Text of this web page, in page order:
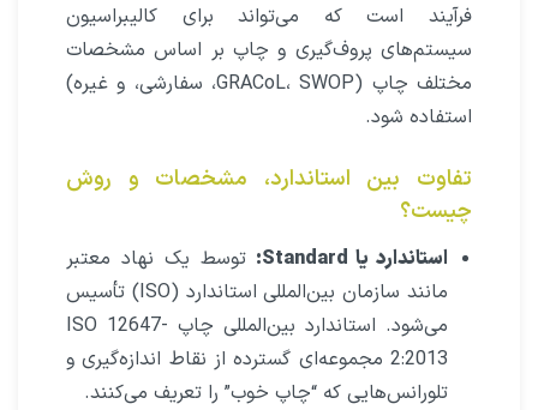
فرآیند است که می‌تواند برای کالیبراسیون
سیستم‌های پروف‌گیری و چاپ بر اساس مشخصات
مختلف چاپ (GRACoL، SWOP، سفارشی، و غیره)
استفاده شود.
تفاوت بین استاندارد، مشخصات و روش
چیست؟
استاندارد یا Standard : توسط یک نهاد معتبر
مانند سازمان بین‌المللی استاندارد (ISO) تأسیس
می‌شود. استاندارد بین‌المللی چاپ ISO 12647-
2:2013 مجموعه‌ای گسترده از نقاط اندازه‌گیری و
تلورانس‌هایی که “چاپ خوب” را تعریف می‌کنند.